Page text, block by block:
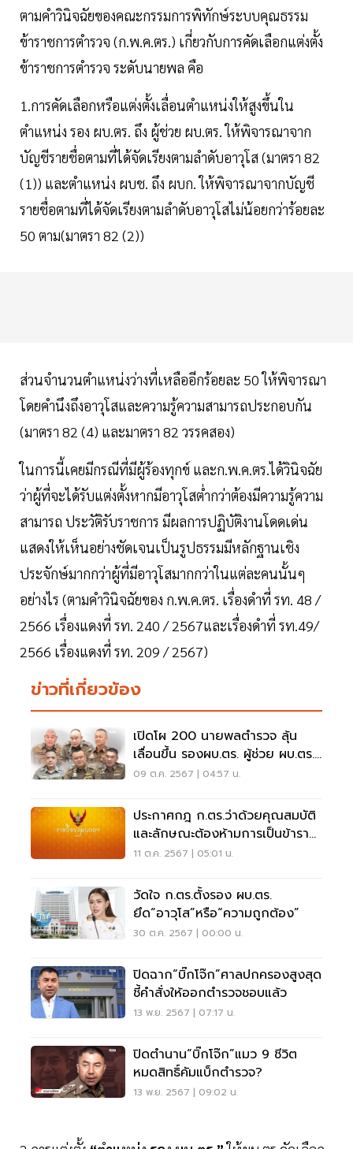
ตามคำวินิจฉัยของคณะกรรมการพิทักษ์ระบบคุณธรรม
ข้าราชการตำรวจ (ก.พ.ค.ตร.) เกี่ยวกับการคัดเลือกแต่งตั้ง
ข้าราชการตำรวจ ระดับนายพล คือ
1.การคัดเลือกหรือแต่งตั้งเลื่อนตำแหน่งให้สูงขึ้นใน
ตำแหน่ง รอง ผบ.ตร. ถึง ผู้ช่วย ผบ.ตร. ให้พิจารณาจาก
บัญชีรายชื่อตามที่ได้จัดเรียงตามลำดับอาวุโส (มาตรา 82
(1)) และตำแหน่ง ผบช. ถึง ผบก. ให้พิจารณาจากบัญชี
รายชื่อตามที่ได้จัดเรียงตามลำดับอาวุโสไม่น้อยกว่าร้อยละ
50 ตาม(มาตรา 82 (2))
ส่วนจำนวนตำแหน่งว่างที่เหลืออีกร้อยละ 50 ให้พิจารณา
โดยคำนึงถึงอาวุโสและความรู้ความสามารถประกอบกัน
(มาตรา 82 (4) และมาตรา 82 วรรคสอง)
ในการนี้เคยมีกรณีที่มีผู้ร้องทุกข์ และก.พ.ค.ตร.ได้วินิจฉัย
ว่าผู้ที่จะได้รับแต่งตั้งหากมีอาวุโสต่ำกว่าต้องมีความรู้ความ
สามารถ ประวัติรับราชการ มีผลการปฏิบัติงานโดดเด่น
แสดงให้เห็นอย่างชัดเจนเป็นรูปธรรมมีหลักฐานเชิง
ประจักษ์มากกว่าผู้ที่มีอาวุโสมากกว่าในแต่ละคนนั้นๆ
อย่างไร (ตามคำวินิจฉัยของ ก.พ.ค.ตร. เรื่องดำที่ รท. 48 /
2566 เรื่องแดงที่ รท. 240 / 2567และเรื่องดำที่ รท.49/
2566 เรื่องแดงที่ รท. 209 / 2567)
ข่าวที่เกี่ยวข้อง
เปิดโผ 200 นายพลตำรวจ ลุ้น
เลื่อนขึ้น รองผบ.ตร. ผู้ช่วย ผบ.ตร.
ผบช. รองผบช. ผบก.
09 ต.ค. 2567 | 04:57 น.
ประกาศกฎ ก.ตร.ว่าด้วยคุณสมบัติ
และลักษณะต้องห้ามการเป็นข้ารา
ชการตํารวจ
11 ต.ค. 2567 | 05:01 น.
วัดใจ ก.ตร.ตั้งรอง ผบ.ตร.
ยึด“อาวุโส”หรือ“ความถูกต้อง”
30 ต.ค. 2567 | 00:00 น.
ปิดฉาก“บิ๊กโจ๊ก”ศาลปกครองสูงสุด
ชี้คำสั่งให้ออกตำรวจชอบแล้ว
13 พ.ย. 2567 | 07:17 น.
ปิดตำนาน“บิ๊กโจ๊ก”แมว 9 ชีวิต
หมดสิทธิ์คัมแบ็กตำรวจ?
13 พ.ย. 2567 | 09:02 น.